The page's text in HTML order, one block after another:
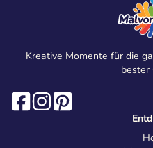
Kreative Momente für die
bester